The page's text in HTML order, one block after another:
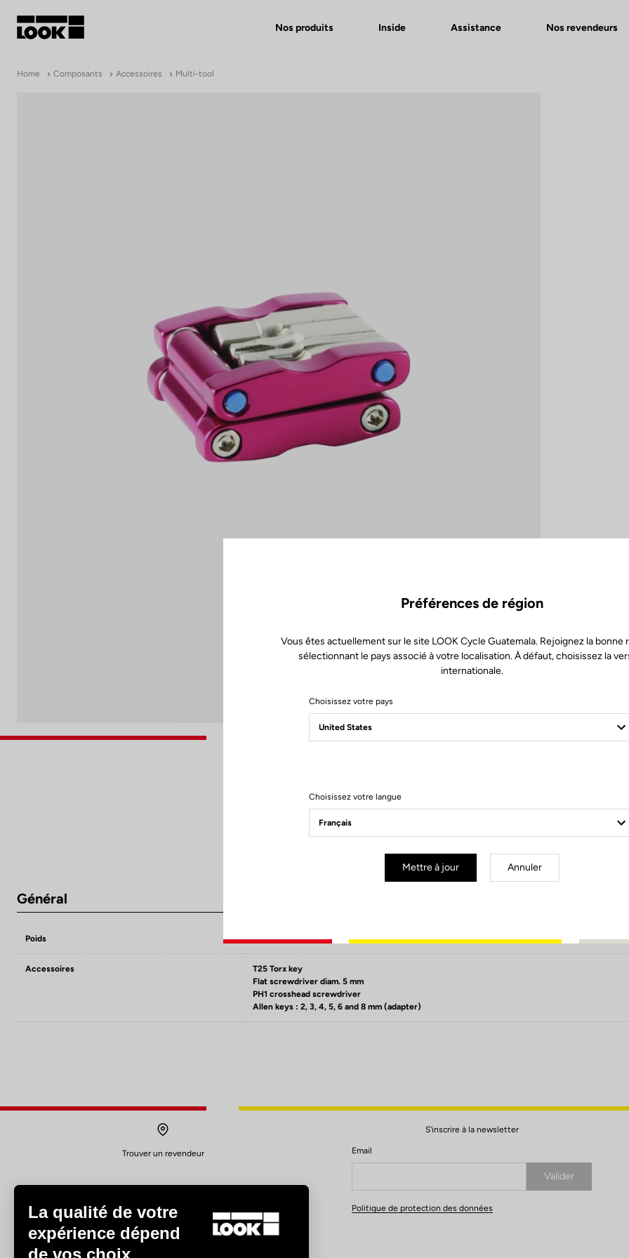
Nos produits Inside Assistance Nos revendeurs
Home Composants Accessoires Multi-tool
Spécificités Techniques
Général
Poids 65 g
Accessoires
T25 Torx key
Flat screwdriver diam. 5 mm
PH1 crosshead screwdriver
Allen keys : 2, 3, 4, 5, 6 and 8 mm (adapter)
Trouver un revendeur
S'inscrire à la newsletter
Email
Valider
Votre e-mail a bien été enregistré
Politique de protection des données
Préférences de région
Vous êtes actuellement sur le site LOOK Cycle Guatemala. Rejoignez la bonne
sélectionnant le pays associé à votre localisation. À défaut, choisissez la
internationale.
Choisissez votre pays
Choisissez votre langue
Mettre à jour Annuler
La qualité de votre
expérience dépend
de vos choix